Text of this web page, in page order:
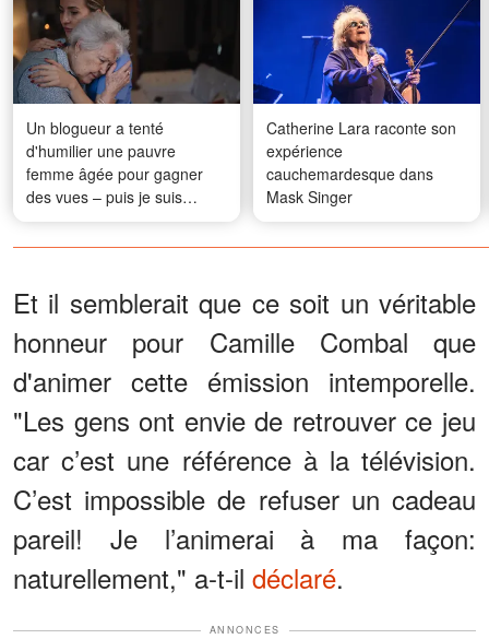
Un blogueur a tenté
d'humilier une pauvre
femme âgée pour gagner
des vues – puis je suis
intervenue
Catherine Lara raconte son
expérience
cauchemardesque dans
Mask Singer
Et il semblerait que ce soit un véritable
honneur pour Camille Combal que
d'animer cette émission intemporelle.
"Les gens ont envie de retrouver ce jeu
car c’est une référence à la télévision.
C’est impossible de refuser un cadeau
pareil! Je l’animerai à ma façon:
naturellement," a-t-il déclaré.
ANNONCES